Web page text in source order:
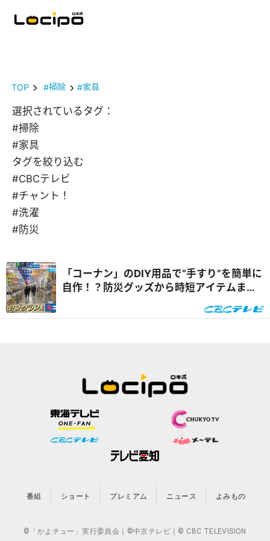
TOP #掃除 #家具
選択されているタグ：
#掃除
#家具
タグを絞り込む
#CBCテレビ
#チャント！
#洗濯
#防災
「コーナン」のDIY用品で“手すり”を簡単に
自作！？防災グッズから時短アイテムま
ャント！』
番組 ショート プレミアム ニュース よみもの
©「かよチュー」実行委員会｜©中京テレビ｜© CBC TELEVISION